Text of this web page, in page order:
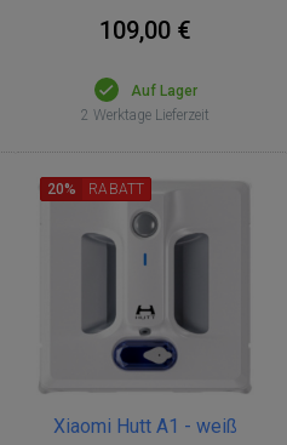
109,00 €
Auf Lager
2 Werktage Lieferzeit
Xiaomi Hutt A1 - weiß
20% RABATT